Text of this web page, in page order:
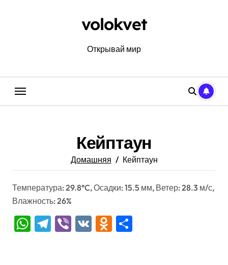
volokvet
Открывай мир
Кейптаун
Домашняя Кейптаун
Температура: 29.8°C, Осадки: 15.5 мм, Ветер: 28.3 м/с,
Влажность: 26%
WhatsApp
Telegram
Viber
VK Odnoklassniki